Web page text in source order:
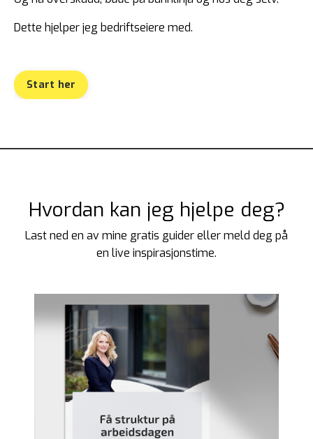
Dette hjelper jeg bedriftseiere med.
Start her
Hvordan kan jeg hjelpe deg?
Last ned en av mine gratis guider eller meld deg på
en live inspirasjonstime.